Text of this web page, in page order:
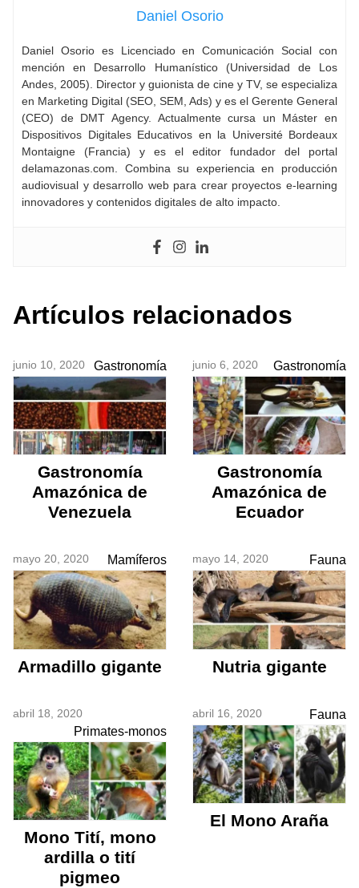
Daniel Osorio
Daniel Osorio es Licenciado en Comunicación Social con
mención en Desarrollo Humanístico (Universidad de Los
Andes, 2005). Director y guionista de cine y TV, se especializa
en Marketing Digital (SEO, SEM, Ads) y es el Gerente General
(CEO) de DMT Agency. Actualmente cursa un Máster en
Dispositivos Digitales Educativos en la Université Bordeaux
Montaigne (Francia) y es el editor fundador del portal
delamazonas.com. Combina su experiencia en producción
audiovisual y desarrollo web para crear proyectos e-learning
innovadores y contenidos digitales de alto impacto.
Artículos relacionados
junio 10, 2020 Gastronomía
Gastronomía
Amazónica de
Venezuela
junio 6, 2020 Gastronomía
Gastronomía
Amazónica de
Ecuador
mayo 20, 2020 Mamíferos
Armadillo gigante
mayo 14, 2020 Fauna
Nutria gigante
abril 18, 2020
Primates-monos
Mono Tití, mono
ardilla o tití
pigmeo
abril 16, 2020 Fauna
El Mono Araña